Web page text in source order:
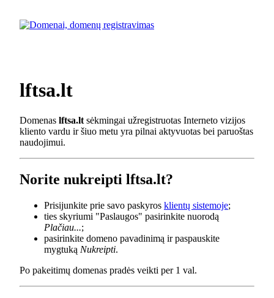
lftsa.lt
Domenas lftsa.lt sėkmingai užregistruotas Interneto vizijos
kliento vardu ir šiuo metu yra pilnai aktyvuotas bei paruoštas
naudojimui.
Norite nukreipti lftsa.lt?
Prisijunkite prie savo paskyros klientų sistemoje;
ties skyriumi "Paslaugos" pasirinkite nuorodą
Plačiau...;
pasirinkite domeno pavadinimą ir paspauskite
mygtuką Nukreipti.
Po pakeitimų domenas pradės veikti per 1 val.